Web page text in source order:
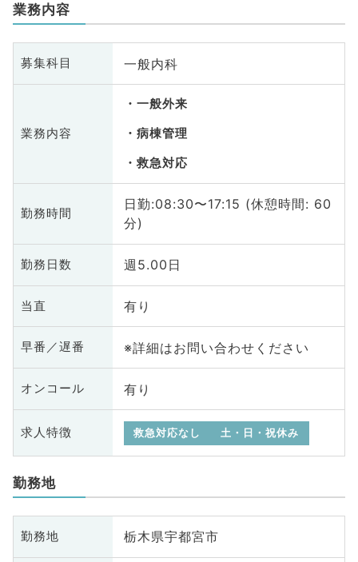
業務内容
募集科目 一般内科
業務内容
一般外来
病棟管理
救急対応
勤務時間
日勤:08:30〜17:15 (休憩時間: 60
分)
勤務日数 週5.00日
当直 有り
早番／遅番 ※詳細はお問い合わせください
オンコール 有り
求人特徴 救急対応なし 土・日・祝休み
勤務地
勤務地 栃木県宇都宮市